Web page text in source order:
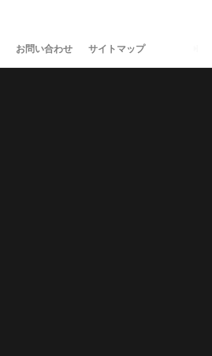
お問い合わせ サイトマップ